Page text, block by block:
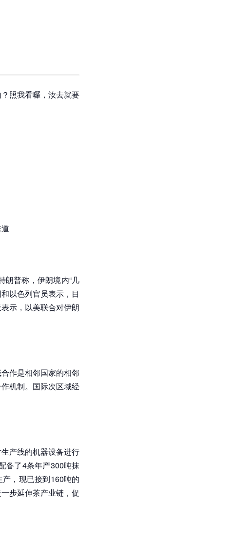
照我看囉，汝去就要
朗普称，伊朗境内“几
以色列官员表示，目
示，以美联合对伊朗
作是相邻国家的相邻
机制。国际次区域经
产线的机器设备进行
备了4条年产300吨抹
，现已接到160吨的
步延伸茶产业链，促